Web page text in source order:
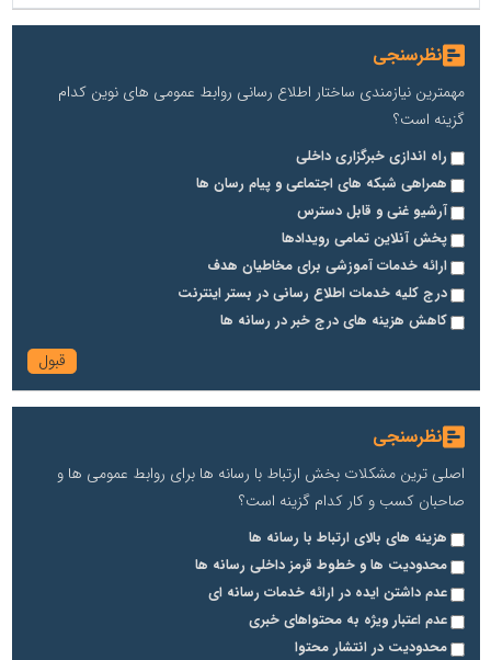
نظرسنجی
مهمترین نیازمندی ساختار اطلاع رسانی روابط عمومی های نوین کدام
گزینه است؟
راه اندازی خبرگزاری داخلی
همراهی شبکه های اجتماعی و پیام رسان ها
آرشیو غنی و قابل دسترس
پخش آنلاین تمامی رویدادها
ارائه خدمات آموزشی برای مخاطیان هدف
درج کلیه خدمات اطلاع رسانی در بستر اینترنت
کاهش هزینه های درج خبر در رسانه ها
نظرسنجی
اصلی ترین مشکلات بخش ارتباط با رسانه ها برای روابط عمومی ها و
صاحبان کسب و کار کدام گزینه است؟
هزینه های بالای ارتباط با رسانه ها
محدودیت ها و خطوط قرمز داخلی رسانه ها
عدم داشتن ایده در ارائه خدمات رسانه ای
عدم اعتبار ویژه به محتواهای خبری
محدودیت در انتشار محتوا